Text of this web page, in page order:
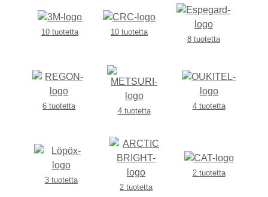
10 tuotetta
10 tuotetta
8 tuotetta
6 tuotetta
4 tuotetta
4 tuotetta
3 tuotetta
2 tuotetta
2 tuotetta